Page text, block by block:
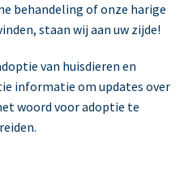
behandeling of onze harige
staan wij aan uw zijde!
van huisdieren en
informatie om updates over
woord voor adoptie te